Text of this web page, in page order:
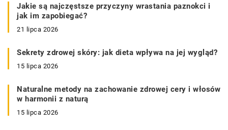
Jakie są najczęstsze przyczyny wrastania paznokci i
jak im zapobiegać?
21 lipca 2026
Sekrety zdrowej skóry: jak dieta wpływa na jej wygląd?
15 lipca 2026
Naturalne metody na zachowanie zdrowej cery i włosów
w harmonii z naturą
15 lipca 2026